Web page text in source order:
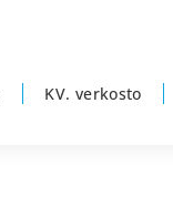
KV. verkosto